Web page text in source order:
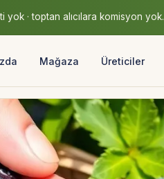
yok · toptan alıcılara komisyon yok.
Mağaza Üreticiler